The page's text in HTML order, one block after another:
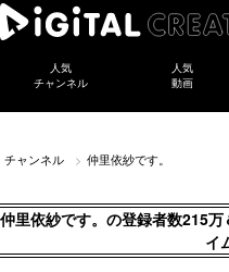
人気
チャンネル
人気
動画
チャンネル 仲里依紗です。
仲里依紗です。の登録者数215
イ